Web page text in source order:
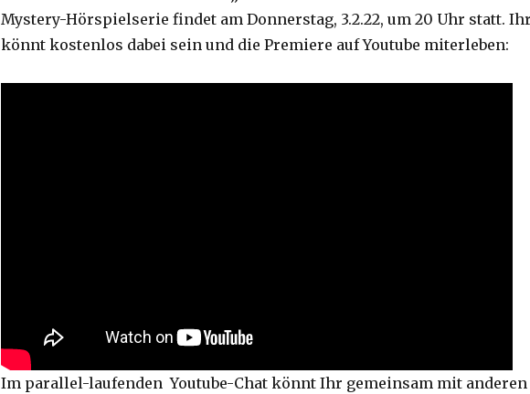
Mystery-Hörspielserie findet am Donnerstag, 3.2.22, um 20 Uhr statt.
könnt kostenlos dabei sein und die Premiere auf Youtube miterleben:
Im parallel-laufenden Youtube-Chat könnt Ihr gemeinsam mit anderen